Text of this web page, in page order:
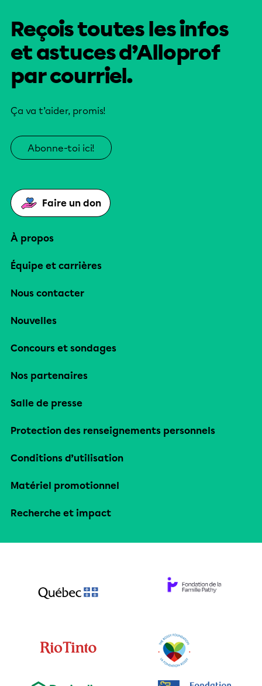
Reçois toutes les infos
et astuces d’Alloprof
par courriel.
Ça va t’aider, promis!
Abonne-toi ici!
Faire un don
À propos
Équipe et carrières
Nous contacter
Nouvelles
Concours et sondages
Nos partenaires
Salle de presse
Protection des renseignements personnels
Conditions d’utilisation
Matériel promotionnel
Recherche et impact